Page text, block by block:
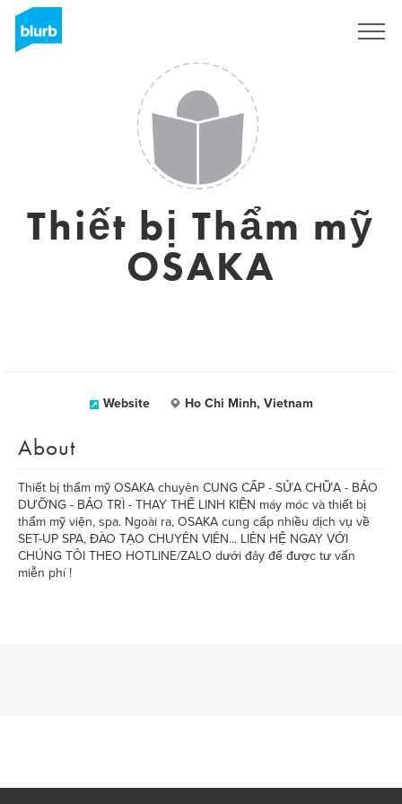
Thiết bị Thẩm mỹ
OSAKA
Website Ho Chi Minh, Vietnam
About
Thiết bị thẩm mỹ OSAKA chuyên CUNG CẤP - SỬA CHỮA - BẢO
DƯỠNG - BẢO TRÌ - THAY THẾ LINH KIỆN máy móc và thiết bị
thẩm mỹ viện, spa. Ngoài ra, OSAKA cung cấp nhiều dịch vụ về
SET-UP SPA, ĐÀO TẠO CHUYÊN VIÊN... LIÊN HỆ NGAY VỚI
CHÚNG TÔI THEO HOTLINE/ZALO dưới đây để được tư vấn
miễn phí !